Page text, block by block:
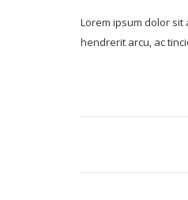
Lorem ipsum dolor
hendrerit arcu, ac